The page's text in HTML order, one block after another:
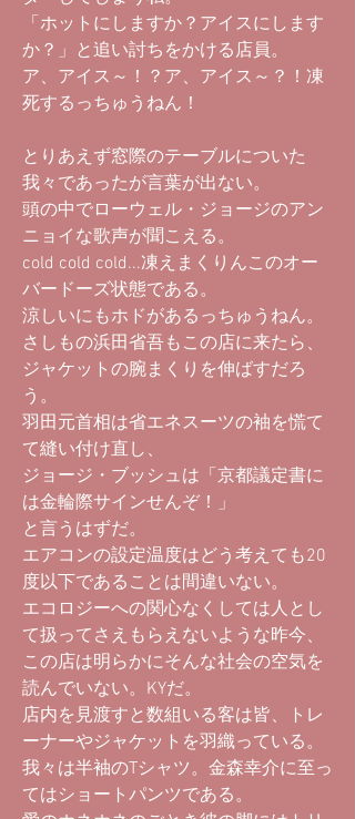
「ホットにしますか？アイスにします
か？」と追い討ちをかける店員。
ア、アイス～！？ア、アイス～？！凍
死するっちゅうねん！
とりあえず窓際のテーブルについた
我々であったが言葉が出ない。
頭の中でローウェル・ジョージのアン
ニョイな歌声が聞こえる。
cold cold cold...凍えまくりんこのオー
バードーズ状態である。
涼しいにもホドがあるっちゅうねん。
さしもの浜田省吾もこの店に来たら、
ジャケットの腕まくりを伸ばすだろ
う。
羽田元首相は省エネスーツの袖を慌て
て縫い付け直し、
ジョージ・ブッシュは「京都議定書に
は金輪際サインせんぞ！」
と言うはずだ。
エアコンの設定温度はどう考えても20
度以下であることは間違いない。
エコロジーへの関心なくしては人とし
て扱ってさえもらえないような昨今、
この店は明らかにそんな社会の空気を
読んでいない。KYだ。
店内を見渡すと数組いる客は皆、トレ
ーナーやジャケットを羽織っている。
我々は半袖のTシャツ。金森幸介に至っ
てはショートパンツである。